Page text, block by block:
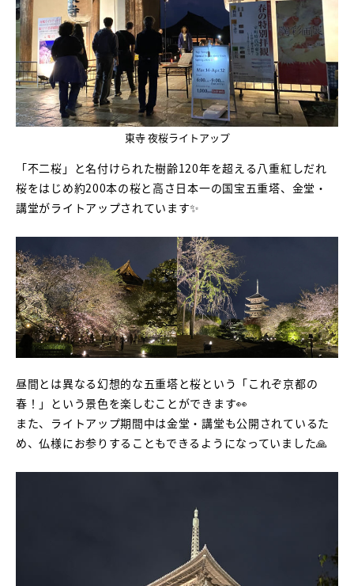
東寺 夜桜ライトアップ
「不二桜」と名付けられた樹齢120年を超える八重紅しだれ
桜をはじめ約200本の桜と高さ日本一の国宝五重塔、金堂・
講堂がライトアップされています✨
昼間とは異なる幻想的な五重塔と桜という「これぞ京都の
春！」という景色を楽しむことができます👀
また、ライトアップ期間中は金堂・講堂も公開されているた
め、仏様にお参りすることもできるようになっていました🙏